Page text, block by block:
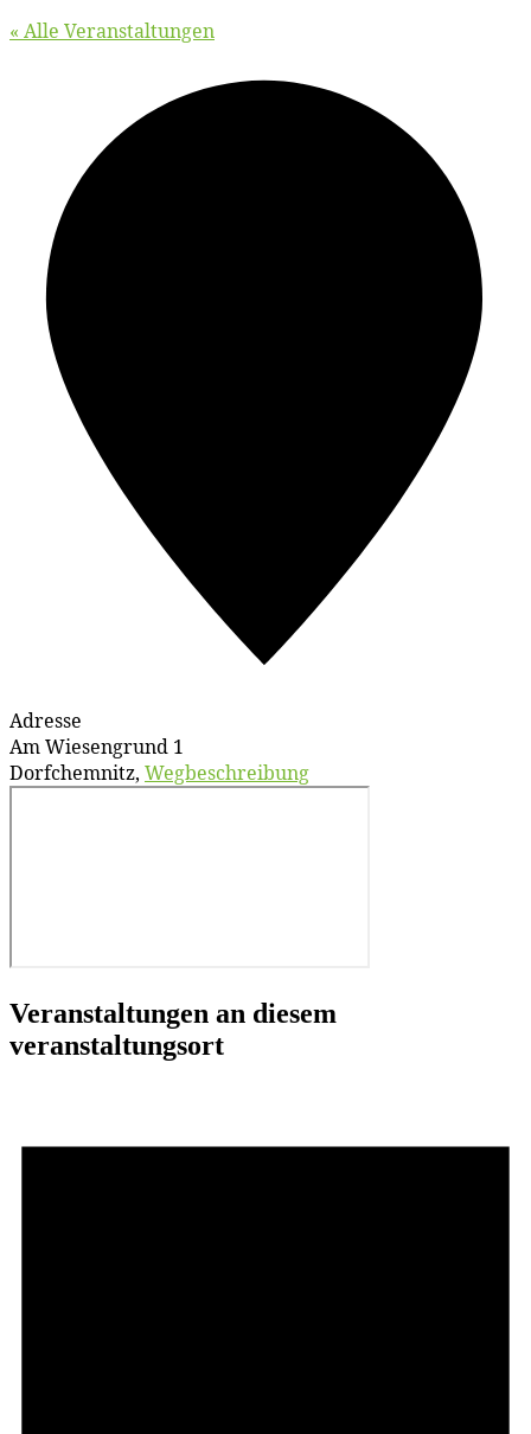
« Alle Veranstaltungen
Adresse
Am Wiesengrund 1
Dorfchemnitz, Wegbeschreibung
Veranstaltungen an diesem
veranstaltungsort